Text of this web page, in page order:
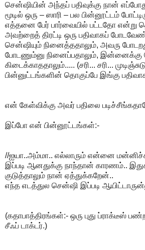
சென்ஷியின் அந்தப் பதிவுக்கு நான்
மூடில் ஒரு – ஸாரி – பல பின்னூட்டம்
எத்தனை பேர் பார்வையில் பட்டதோ என்று
அவற்றைத் திரட்டி ஒரு பதிவாகப்
சென்ஷியும் நினைத்ததாலும், அவரு
போடணும்னு நினைப்பதாலும், இன்னைக்கு
கிடைக்காததாலும்..... (சரி... சரி...
பின்னுட்டங்களின் தொகுப்பே இங்கு
என் கேள்விக்கு அவர் பதிலை
இப்போ என் பின்னூட்டங்கள்:-
//ஐயா..அம்மா.. எல்லாரும் என்னை
இப்படி ஆனதுக்கு நாந்தான் காரணம்..
குடுத்தாலும் நான் ஏத்துக்கறேன்..
எந்த எடத்துல சென்ஷி இப்படி
(கதாபாத்திரங்கள்:- ஒரு புது ப்ராக்டீஸ்
சீஃப் டாக்டர்.)